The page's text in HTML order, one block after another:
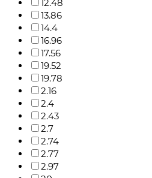
12.48
13.86
14.4
16.96
17.56
19.52
19.78
2.16
2.4
2.43
2.7
2.74
2.77
2.97